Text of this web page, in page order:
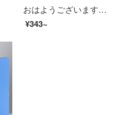
おはようございます。色分け紙索引紙A 4ページ余紙1-12ページ5セットです。
¥343~